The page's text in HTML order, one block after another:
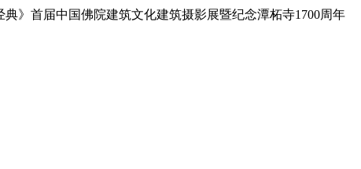
》首届中国佛院建筑文化建筑摄影展暨纪念潭柘寺1700周年